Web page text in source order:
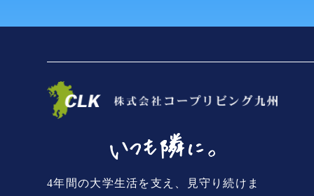
4年間の大学生活を支え、見守り続けま